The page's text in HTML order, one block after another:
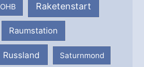
OHB Raketenstart
Raumstation
Russland Saturnmond